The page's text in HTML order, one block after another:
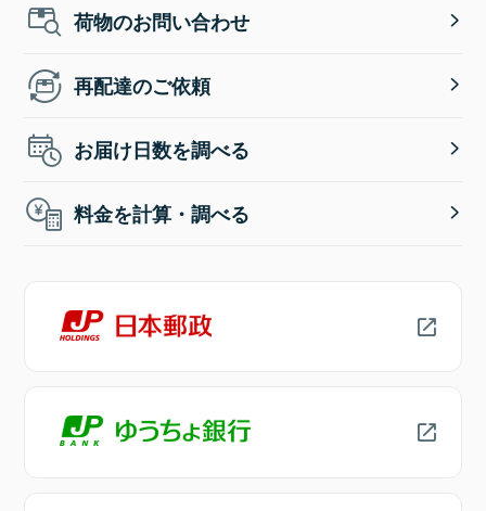
荷物のお問い合わせ
再配達のご依頼
お届け日数を調べる
料金を計算・調べる